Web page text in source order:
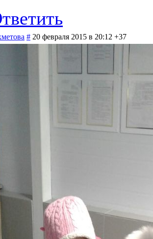
# 20 февраля 2015 в 20:12 +37